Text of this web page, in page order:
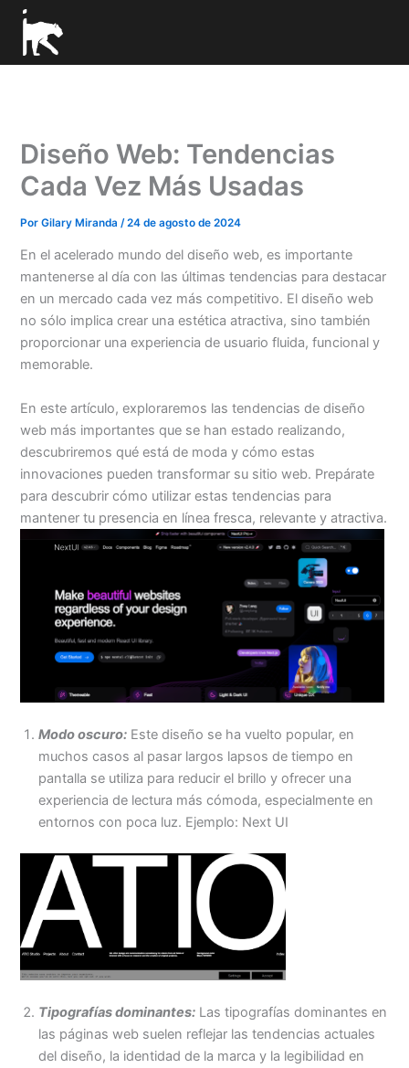
contenido
Diseño Web: Tendencias
Cada Vez Más Usadas
PorGilary Miranda/24 de agosto de 2024
En el acelerado mundo del diseño web, es importante
mantenerse al día con las últimas tendencias para destacar
en un mercado cada vez más competitivo. El diseño web
no sólo implica crear una estética atractiva, sino también
proporcionar una experiencia de usuario fluida, funcional y
memorable.
En este artículo, exploraremos las tendencias de diseño
web más importantes que se han estado realizando,
descubriremos qué está de moda y cómo estas
innovaciones pueden transformar su sitio web. Prepárate
para descubrir cómo utilizar estas tendencias para
mantener tu presencia en línea fresca, relevante y atractiva.
Modo oscuro: Este diseño se ha vuelto popular, en
muchos casos al pasar largos lapsos de tiempo en
pantalla se utiliza para reducir el brillo y ofrecer una
experiencia de lectura más cómoda, especialmente en
entornos con poca luz. Ejemplo: Next UI
Tipografías dominantes: Las tipografías dominantes en
las páginas web suelen reflejar las tendencias actuales
del diseño, la identidad de la marca y la legibilidad en